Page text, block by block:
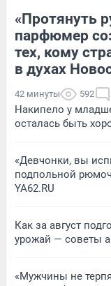
«Протянуть
парфюмер
тех, кому
в духах
42 минуты 592
Накипело у
осталась быть
«Девчонки, вы
подпольной
YA62.RU
Как за август
урожай — советы
«Мужчины не